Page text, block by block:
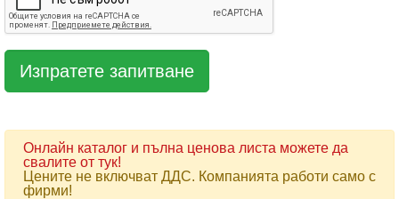
Онлайн каталог и пълна ценова листа можете да
свалите от тук!
Цените не включват ДДС. Компанията работи само с
фирми!